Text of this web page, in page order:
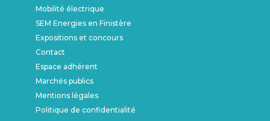
Mobilité électrique
SEM Energies en Finistère
Expositions et concours
Contact
Espace adhérent
Marchés publics
Mentions légales
Politique de confidentialité